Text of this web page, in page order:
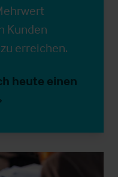
Kunden
erreichen.
heute einen